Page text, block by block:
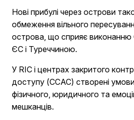
Нові прибулі через острови
обмеження вільного
острова, що сприяє виконанню
ЄС і Туреччиною.
У RIC і центрах закритого
доступу (CCAC) створені
фізичного, юридичного та
мешканців.